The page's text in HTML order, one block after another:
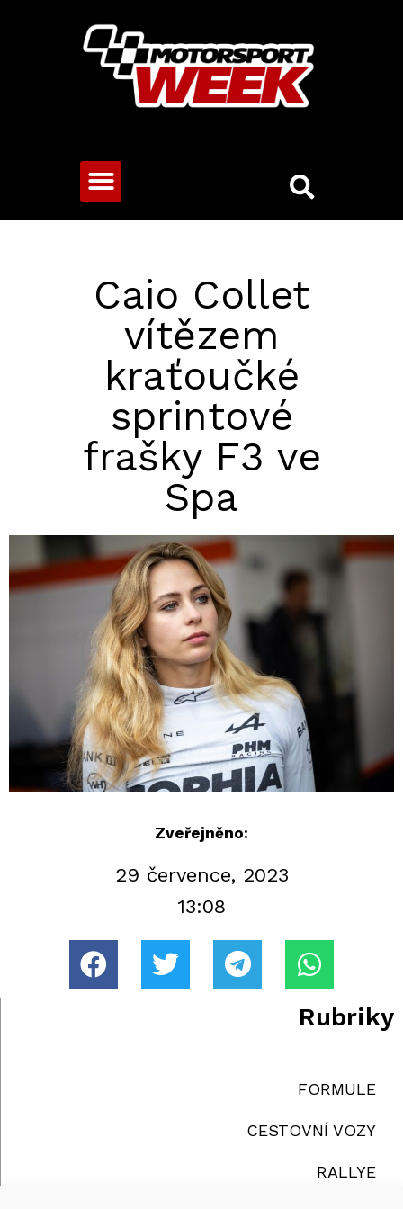
Caio Collet
vítězem
kraťoučké
sprintové
frašky F3 ve
Spa
Zveřejněno:
29 července, 2023
13:08
Rubriky
FORMULE
CESTOVNÍ VOZY
RALLYE